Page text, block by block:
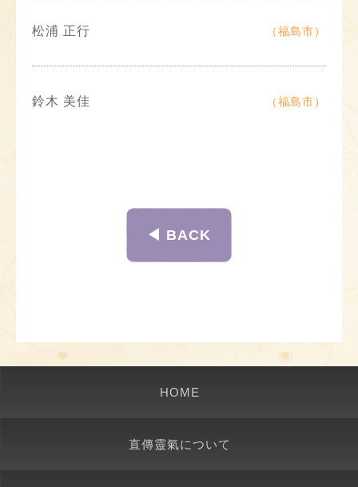
松浦 正行 （福島市）
鈴木 美佳 （福島市）
◀︎ BACK
HOME
直傳靈氣について